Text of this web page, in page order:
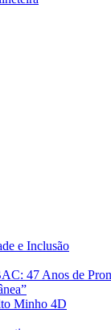
e Inclusão
47 Anos de
Minho 4D